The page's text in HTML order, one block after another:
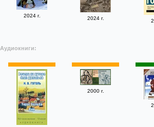
2024 г. 2024 г.
Аудиокниги:
2000 г.